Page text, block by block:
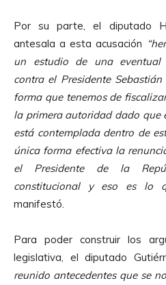
Por su parte, el diputado
antesala a esta acusación
un estudio de una eventual
contra el Presidente
forma que tenemos de
la primera autoridad dado que
está contemplada dentro de
única forma efectiva la
el Presidente de la
constitucional y eso es lo
manifestó.
Para poder construir los
legislativa, el diputado
reunido antecedentes que se